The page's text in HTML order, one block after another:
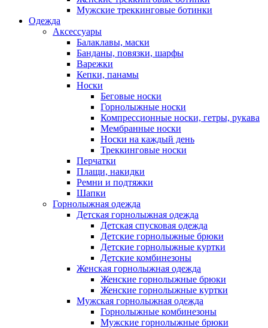
Мужские треккинговые ботинки
Одежда
Аксессуары
Балаклавы, маски
Банданы, повязки, шарфы
Варежки
Кепки, панамы
Носки
Беговые носки
Горнолыжные носки
Компрессионные носки, гетры, рукава
Мембранные носки
Носки на каждый день
Треккинговые носки
Перчатки
Плащи, накидки
Ремни и подтяжки
Шапки
Горнолыжная одежда
Детская горнолыжная одежда
Детская спусковая одежда
Детские горнолыжные брюки
Детские горнолыжные куртки
Детские комбинезоны
Женская горнолыжная одежда
Женские горнолыжные брюки
Женские горнолыжные куртки
Мужская горнолыжная одежда
Горнолыжные комбинезоны
Мужские горнолыжные брюки